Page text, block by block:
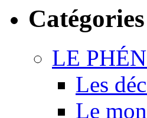
Catégories
LE
Les
Le